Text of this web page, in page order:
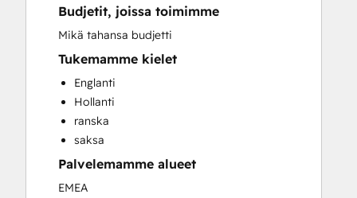
Full Inbound Marketing Services
Help Desk Implementation
Paid Advertising
Programmable Automation
Sales and Marketing Alignment
Sales Coaching and Training
Sales Enablement
Website Design
Website Development
Budjetit, joissa toimimme
Mikä tahansa budjetti
Tukemamme kielet
Englanti
Hollanti
ranska
saksa
Palvelemamme alueet
EMEA